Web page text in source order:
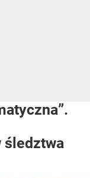
śledztwa